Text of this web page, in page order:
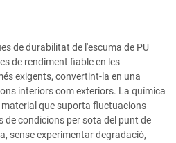
de durabilitat de l'escuma de PU
de rendiment fiable en les
exigents, convertint-la en una
interiors com exteriors. La química
que suporta fluctuacions
de condicions per sota del punt de
sense experimentar degradació,